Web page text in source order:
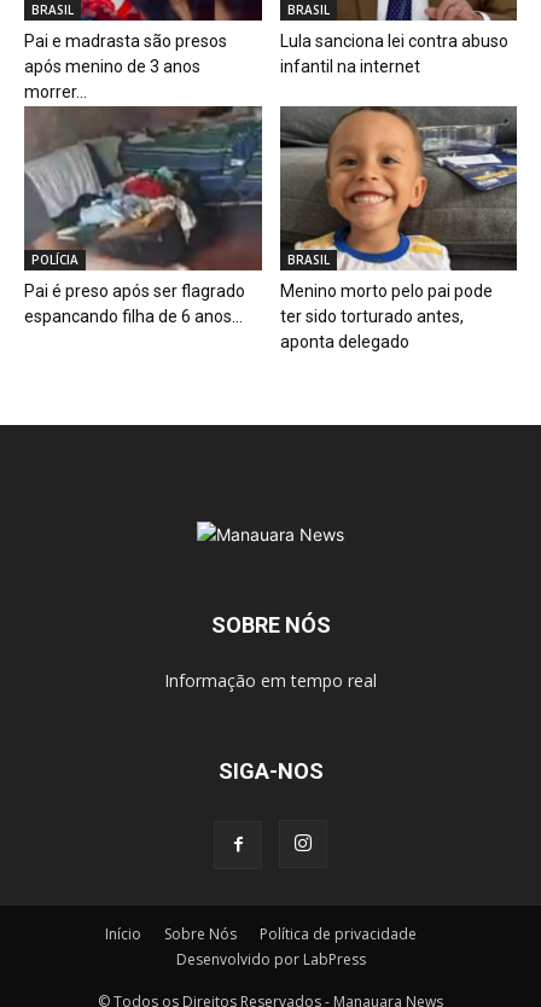
BRASIL
Pai e madrasta são presos
após menino de 3 anos
morrer...
BRASIL
Lula sanciona lei contra abuso
infantil na internet
POLÍCIA
Pai é preso após ser flagrado
espancando filha de 6 anos...
BRASIL
Menino morto pelo pai pode
ter sido torturado antes,
aponta delegado
SOBRE NÓS
Informação em tempo real
SIGA-NOS
Início Sobre Nós
Política de privacidade
Desenvolvido por LabPress
© Todos os Direitos Reservados - Manauara News